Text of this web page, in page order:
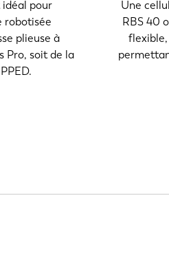
idéal pour
robotisée
plieuse à
Pro, soit de la
Une
RBS 40